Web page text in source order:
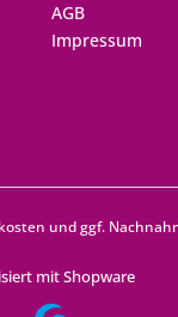
AGB
Impressum
und ggf.
mit Shopware